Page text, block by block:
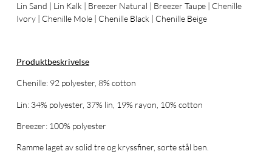
Lin Sand | Lin Kalk | Breezer Natural | Breezer Taupe | Chenille
Ivory | Chenille Mole | Chenille Black | Chenille Beige
Produktbeskrivelse
Chenille: 92 polyester, 8% cotton
Lin: 34% polyester, 37% lin, 19% rayon, 10% cotton
Breezer: 100% polyester
Ramme laget av solid tre og kryssfiner, sorte stål ben.